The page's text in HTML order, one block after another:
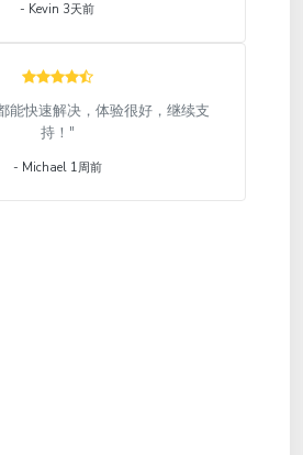
- Kevin 3天前
能快速解决，体验很好，继续支
持！"
- Michael 1周前